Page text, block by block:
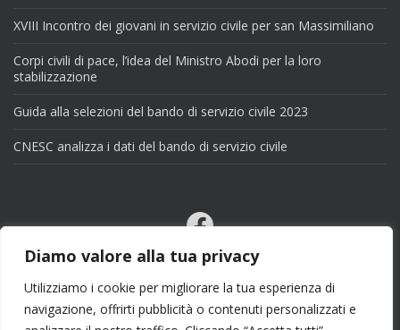
Diamo valore alla tua privacy
Utilizziamo i cookie per migliorare la tua esperienza di
navigazione, offrirti pubblicità o contenuti personalizzati e
XVIII Incontro dei giovani in servizio civile per san Massimiliano
Corpi civili di pace, l’idea del Ministro Abodi per la loro
stabilizzazione
Guida alla selezioni del bando di servizio civile 2023
CNESC analizza i dati del bando di servizio civile
Facebook
Email
X